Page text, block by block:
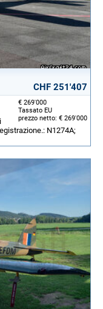
CHF 251'407
€ 269'000
Tassato EU
prezzo netto: € 269'000
N1274A;